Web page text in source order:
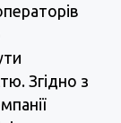
Згідно з